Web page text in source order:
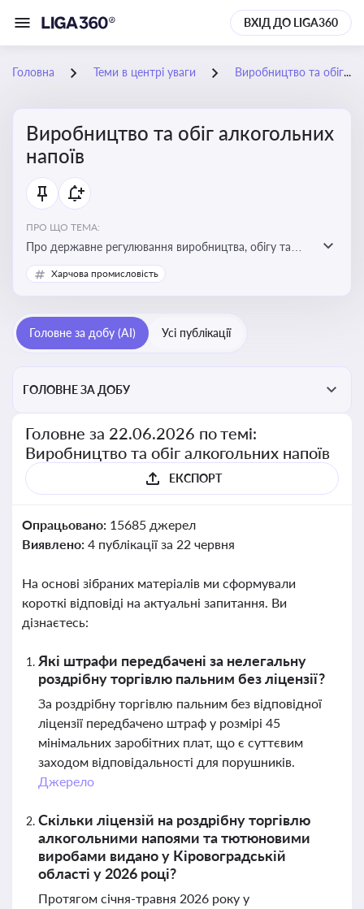
ВХІД ДО LIGA360
Головна Теми в центрі уваги Виробництво та обіг алкогольних напоїв
Виробництво та обіг алкогольних
напоїв
ПРО ЩО ТЕМА:
Про державне регулювання виробництва, обігу та
оподаткування алкогольної продукції, про
ліцензування та правові ризики
Харчова промисловість
Головне за добу (AI) Усі публікації
ГОЛОВНЕ ЗА ДОБУ
Головне за 22.06.2026 по темі:
Виробництво та обіг алкогольних напоїв
ЕКСПОРТ
Опрацьовано: 15685 джерел
Виявлено: 4 публікації за 22 червня
На основі зібраних матеріалів ми сформували
короткі відповіді на актуальні запитання. Ви
дізнаєтесь:
Які штрафи передбачені за нелегальну
роздрібну торгівлю пальним без ліцензії?
За роздрібну торгівлю пальним без відповідної
ліцензії передбачено штраф у розмірі 45
мінімальних заробітних плат, що є суттєвим
заходом відповідальності для порушників.
Джерело
Скільки ліцензій на роздрібну торгівлю
алкогольними напоями та тютюновими
виробами видано у Кіровоградській
області у 2026 році?
Протягом січня-травня 2026 року у